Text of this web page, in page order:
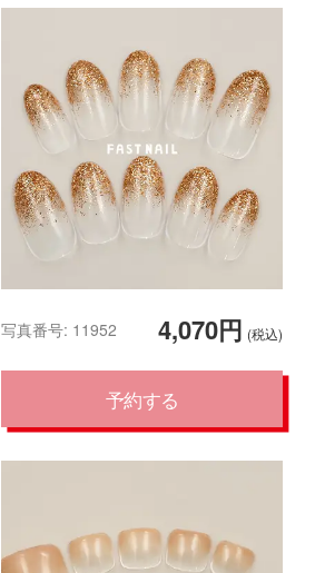
4,070円 (税込)
写真番号: 11952
予約する